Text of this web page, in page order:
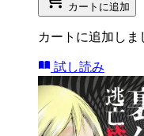
カートに追加
カートに追加しま
試し読み